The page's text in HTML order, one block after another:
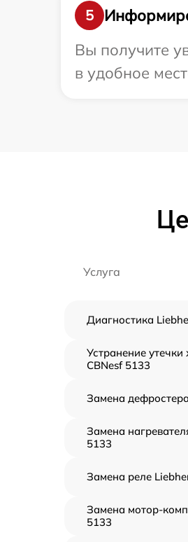
5
Вы получите
в удобное
Услуга
Диагностика
Устранение
CBNesf 5133
Замена
Замена
5133
Замена реле
Замена мотор-
5133